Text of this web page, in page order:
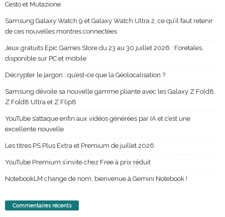
Cesto et Mutazione
Samsung Galaxy Watch 9 et Galaxy Watch Ultra 2, ce qu’il faut retenir
de ces nouvelles montres connectées
Jeux gratuits Epic Games Store du 23 au 30 juillet 2026 : Foretales,
disponible sur PC et mobile
Décrypter le jargon : qu’est-ce que la Géolocalisation ?
Samsung dévoile sa nouvelle gamme pliante avec les Galaxy Z Fold8,
Z Fold8 Ultra et Z Flip8
YouTube s’attaque enfin aux vidéos générées par IA et c’est une
excellente nouvelle
Les titres PS Plus Extra et Premium de juillet 2026
YouTube Premium s’invite chez Free à prix réduit
NotebookLM change de nom, bienvenue à Gemini Notebook !
Commentaires récents